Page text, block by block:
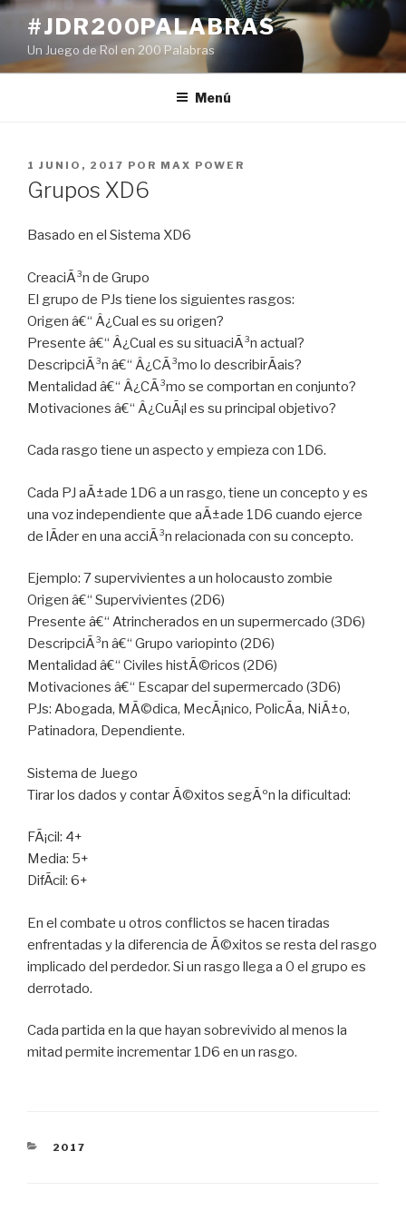
Ir
contenido
#JDR200PALABRAS
Un Juego de Rol en 200 Palabras
Menú
PUBLICADO
EN
1 JUNIO, 2017 POR MAX POWER
Grupos XD6
Basado en el Sistema XD6
CreaciÃ³n de Grupo
El grupo de PJs tiene los siguientes rasgos:
Origen â€“ Â¿Cual es su origen?
Presente â€“ Â¿Cual es su situaciÃ³n actual?
DescripciÃ³n â€“ Â¿CÃ³mo lo describirÃ­ais?
Mentalidad â€“ Â¿CÃ³mo se comportan en conjunto?
Motivaciones â€“ Â¿CuÃ¡l es su principal objetivo?
Cada rasgo tiene un aspecto y empieza con 1D6.
Cada PJ aÃ±ade 1D6 a un rasgo, tiene un concepto y es
una voz independiente que aÃ±ade 1D6 cuando ejerce
de lÃ­der en una acciÃ³n relacionada con su concepto.
Ejemplo: 7 supervivientes a un holocausto zombie
Origen â€“ Supervivientes (2D6)
Presente â€“ Atrincherados en un supermercado (3D6)
DescripciÃ³n â€“ Grupo variopinto (2D6)
Mentalidad â€“ Civiles histÃ©ricos (2D6)
Motivaciones â€“ Escapar del supermercado (3D6)
PJs: Abogada, MÃ©dica, MecÃ¡nico, PolicÃ­a, NiÃ±o,
Patinadora, Dependiente.
Sistema de Juego
Tirar los dados y contar Ã©xitos segÃºn la dificultad:
FÃ¡cil: 4+
Media: 5+
DifÃ­cil: 6+
En el combate u otros conflictos se hacen tiradas
enfrentadas y la diferencia de Ã©xitos se resta del rasgo
implicado del perdedor. Si un rasgo llega a 0 el grupo es
derrotado.
Cada partida en la que hayan sobrevivido al menos la
mitad permite incrementar 1D6 en un rasgo.
CATEGORÍAS
2017